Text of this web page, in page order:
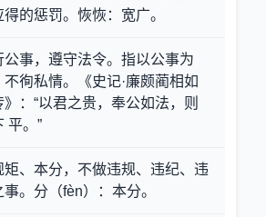
得的惩罚。恢恢：宽广。
公事，遵守法令。指以公事为
不徇私情。《史记·廉颇蔺相如
》：“以君之贵，奉公如法，则
平。”
矩、本分，不做违规、违纪、违
事。分（fèn）：本分。